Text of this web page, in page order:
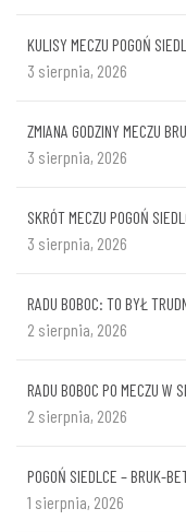
KULISY MECZU POGOŃ
3 sierpnia, 2026
ZMIANA GODZINY MECZU
3 sierpnia, 2026
SKRÓT MECZU POGOŃ
3 sierpnia, 2026
RADU BOBOC: TO BYŁ
2 sierpnia, 2026
RADU BOBOC PO MECZU W
2 sierpnia, 2026
POGOŃ SIEDLCE – BRUK-
1 sierpnia, 2026